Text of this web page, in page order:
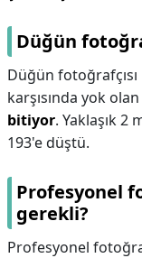
Düğün
Düğün fotoğrafçısı
karşısında yok
bitiyor. Yaklaşık 2
193'e düştü.
Profesyonel
gerekli?
Profesyonel